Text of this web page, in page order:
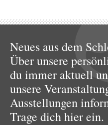
Neues aus dem
Über unsere
du immer aktuell
unsere
Ausstellungen
Trage dich hier ein.